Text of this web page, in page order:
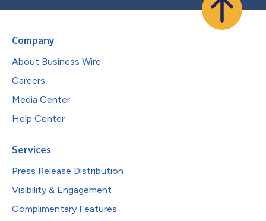
Company
About Business Wire
Careers
Media Center
Help Center
Services
Press Release Distribution
Visibility & Engagement
Complimentary Features